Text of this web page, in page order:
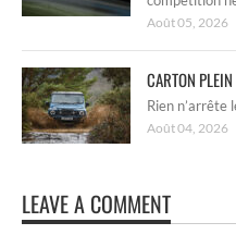
Août 05, 2026
CARTON
Rien n’arrête
Août 04, 2026
LEAVE A COMMENT